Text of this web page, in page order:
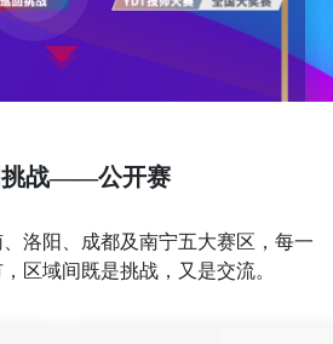
挑战——公开赛
洛阳、成都及南宁五大赛区，每一
区域间既是挑战，又是交流。